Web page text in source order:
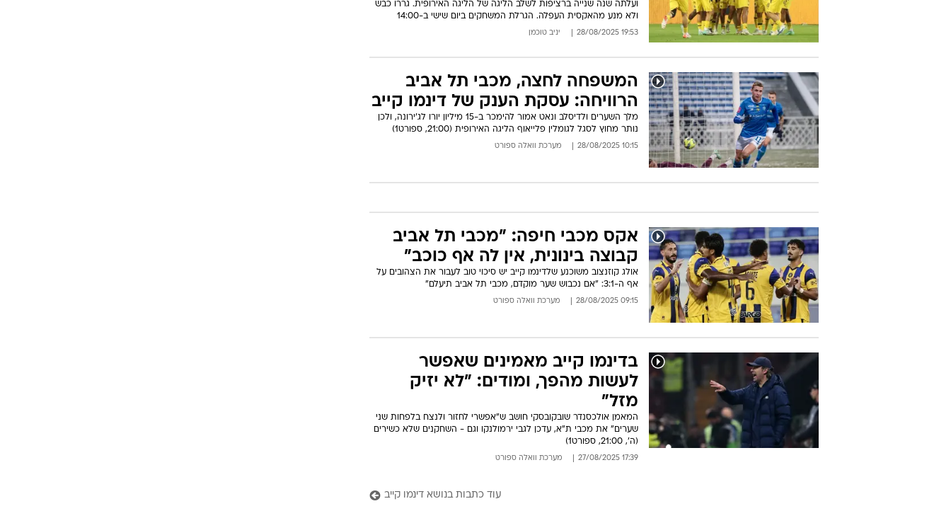
ועלתה שנה שנייה ברציפות לשלב הליגה של הליגה האירופית. גררו כבש
ולא מנע מהאקסית העפלה. הגרלת המשחקים ביום שישי ב-14:00
19:53 28/08/2025 יניב טוכמן
המשפחה לחצה, מכבי תל אביב
הרוויחה: עסקת הענק של דינמו קייב
מלך השערים ולדיסלב ונאט אמור להימכר ב-15 מיליון יורו לג'ירונה, ולכן
נותר מחוץ לסגל לגומלין פלייאוף הליגה האירופית (21:00, ספורט1)
10:15 28/08/2025 מערכת וואלה ספורט
אקס מכבי חיפה: "מכבי תל אביב
קבוצה בינונית, אין לה אף כוכב"
אולג קוזנצוב משוכנע שלדינמו קייב יש סיכוי טוב לעבור את הצהובים על
אף ה-3:1: "אם נכבוש שער מוקדם, מכבי תל אביב תיעלם"
09:15 28/08/2025 מערכת וואלה ספורט
בדינמו קייב מאמינים שאפשר
לעשות מהפך, ומודים: "לא יזיק
מזל"
המאמן אולכסנדר שובקובסקי חושב ש"אפשרי לחזור ולנצח בלפחות שני
שערים" את מכבי ת"א, עדכן לגבי ירמולנקו וגם - השחקנים שלא כשירים
(ה', 21:00, ספורט1)
17:39 27/08/2025 מערכת וואלה ספורט
עוד כתבות בנושא דינמו קייב